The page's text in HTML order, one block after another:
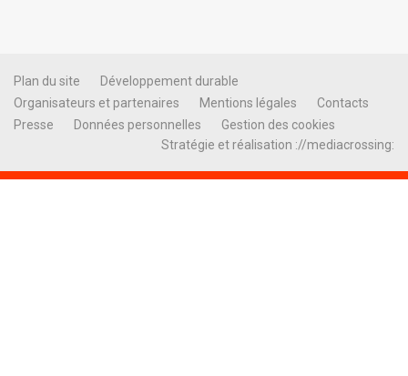
Plan du site
Développement durable
Organisateurs et partenaires
Mentions légales
Contacts
Presse
Données personnelles
Gestion des cookies
Stratégie et réalisation ://mediacrossing: